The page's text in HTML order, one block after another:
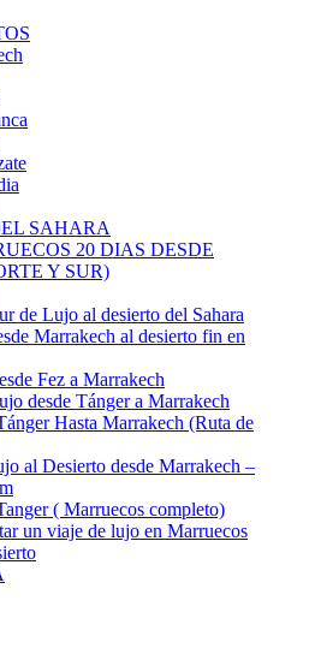
SAHARA
20 DIAS DESDE
Y SUR)
de Lujo al desierto del Sahara
Marrakech al desierto fin en
Fez a Marrakech
desde Tánger a Marrakech
Hasta Marrakech (Ruta de
al Desierto desde Marrakech –
( Marruecos completo)
un viaje de lujo en Marruecos